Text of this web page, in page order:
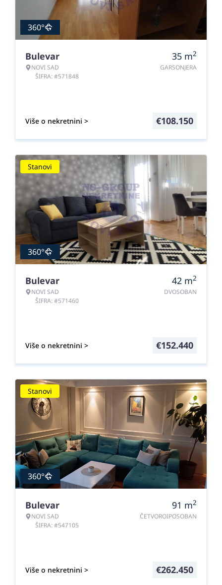
360°
Bulevar
NOVI SAD
ŠIFRA: #571848
35 m2
GARSONJERA
Više o nekretnini > €108.150
Stanovi
360°
Bulevar
NOVI SAD
ŠIFRA: #571460
42 m2
DVOSOBAN
Više o nekretnini > €152.440
Stanovi
360°
Bulevar
NOVI SAD
ŠIFRA: #547105
91 m2
ČETVOROIPOSOBAN
Više o nekretnini > €262.450